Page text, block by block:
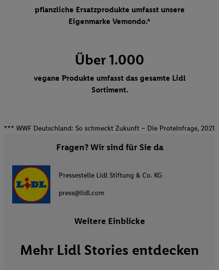
pflanzliche Ersatzprodukte umfasst unsere
Eigenmarke Vemondo.*
Über 1.000
vegane Produkte umfasst das gesamte Lidl
Sortiment.
*** WWF Deutschland: So schmeckt Zukunft – Die Proteinfrage, 2021
Fragen? Wir sind für Sie da
Pressestelle Lidl Stiftung & Co. KG
press@lidl.com
Weitere Einblicke
Mehr Lidl Stories entdecken